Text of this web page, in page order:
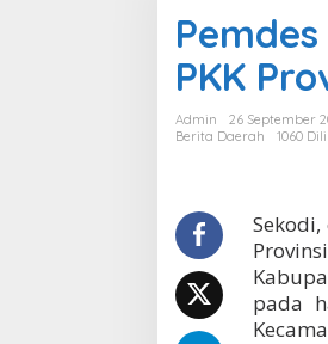
PKK
Admin
26 September
Berita Daerah
1060
pada